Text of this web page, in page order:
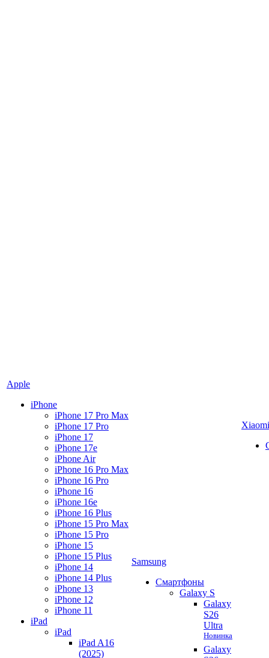
Apple
iPhone
iPhone 17 Pro Max
iPhone 17 Pro
iPhone 17
iPhone 17e
iPhone Air
iPhone 16 Pro Max
iPhone 16 Pro
iPhone 16
iPhone 16e
iPhone 16 Plus
iPhone 15 Pro Max
iPhone 15 Pro
iPhone 15
iPhone 15 Plus
iPhone 14
iPhone 14 Plus
iPhone 13
iPhone 12
iPhone 11
iPad
iPad
iPad A16
(2025)
Samsung
Смартфоны
Galaxy S
Galaxy
S26
Ultra
Новинка
Galaxy
Xiaomi